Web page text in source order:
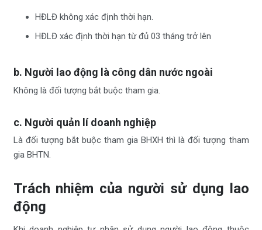
HĐLĐ không xác định thời hạn.
HĐLĐ xác định thời hạn từ đủ 03 tháng trở lên
b. Người lao động là công dân nước ngoài
Không là đối tượng bắt buộc tham gia.
c. Người quản lí doanh nghiệp
Là đối tượng bắt buộc tham gia BHXH thì là đối tượng tham
gia BHTN.
Trách nhiệm của người sử dụng lao
động